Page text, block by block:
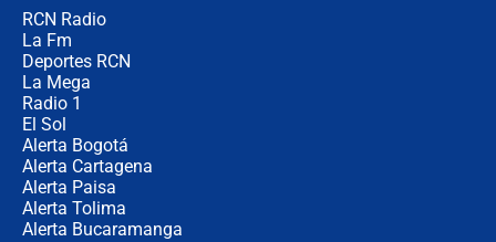
RCN Radio
La Fm
Deportes RCN
La Mega
Radio 1
El Sol
Alerta Bogotá
Alerta Cartagena
Alerta Paisa
Alerta Tolima
Alerta Bucaramanga